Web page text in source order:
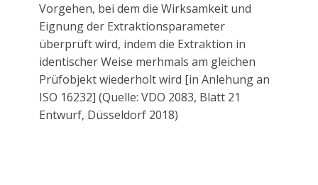
Vorgehen, bei dem die Wirksamkeit und
Eignung der Extraktionsparameter
überprüft wird, indem die Extraktion in
identischer Weise merhmals am gleichen
Prüfobjekt wiederholt wird [in Anlehung an
ISO 16232] (Quelle: VDO 2083, Blatt 21
Entwurf, Düsseldorf 2018)